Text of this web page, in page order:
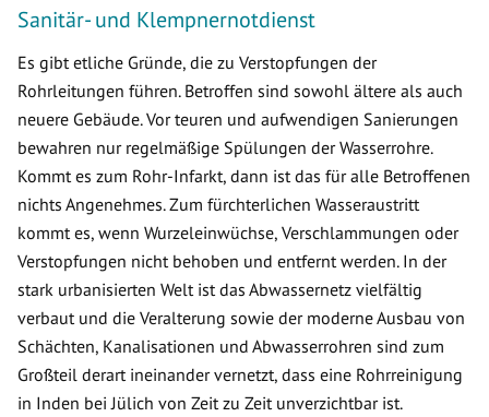
Sanitär- und Klempnernotdienst
Es gibt etliche Gründe, die zu Verstopfungen der
Rohrleitungen führen. Betroffen sind sowohl ältere als auch
neuere Gebäude. Vor teuren und aufwendigen Sanierungen
bewahren nur regelmäßige Spülungen der Wasserrohre.
Kommt es zum Rohr-Infarkt, dann ist das für alle Betroffenen
nichts Angenehmes. Zum fürchterlichen Wasseraustritt
kommt es, wenn Wurzeleinwüchse, Verschlammungen oder
Verstopfungen nicht behoben und entfernt werden. In der
stark urbanisierten Welt ist das Abwassernetz vielfältig
verbaut und die Veralterung sowie der moderne Ausbau von
Schächten, Kanalisationen und Abwasserrohren sind zum
Großteil derart ineinander vernetzt, dass eine Rohrreinigung
in Inden bei Jülich von Zeit zu Zeit unverzichtbar ist.